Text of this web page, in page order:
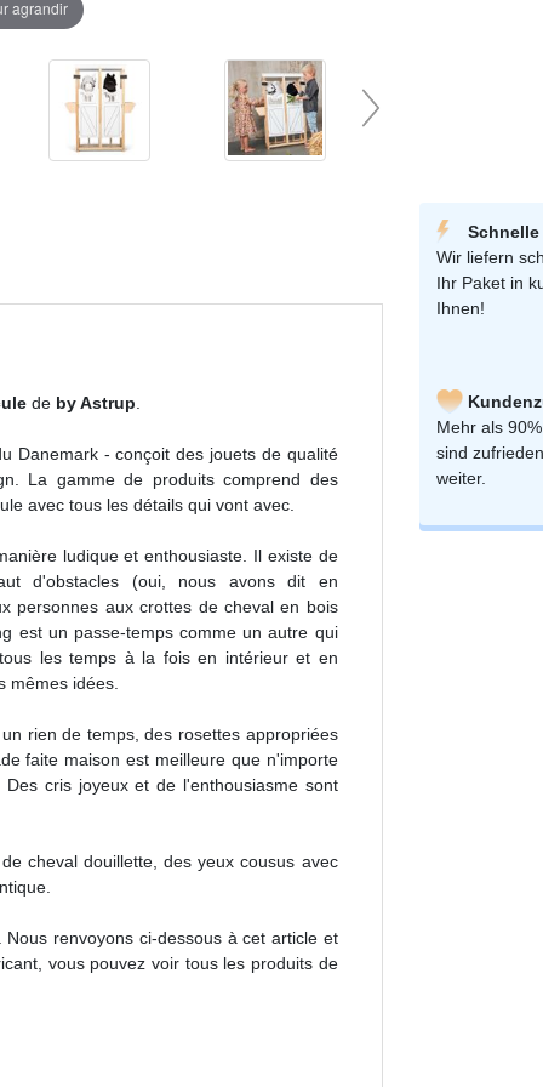
agrandir
de by Astrup.
Danemark - conçoit des jouets de qualité
La gamme de produits comprend des
avec tous les détails qui vont avec.
ludique et enthousiaste. Il existe de
d'obstacles (oui, nous avons dit en
personnes aux crottes de cheval en bois
est un passe-temps comme un autre qui
les temps à la fois en intérieur et en
mêmes idées.
rien de temps, des rosettes appropriées
faite maison est meilleure que n'importe
cris joyeux et de l'enthousiasme sont
cheval douillette, des yeux cousus avec
renvoyons ci-dessous à cet article et
vous pouvez voir tous les produits de
Wir liefern
Ihr Paket in
Ihnen!
Mehr als
sind
weiter.